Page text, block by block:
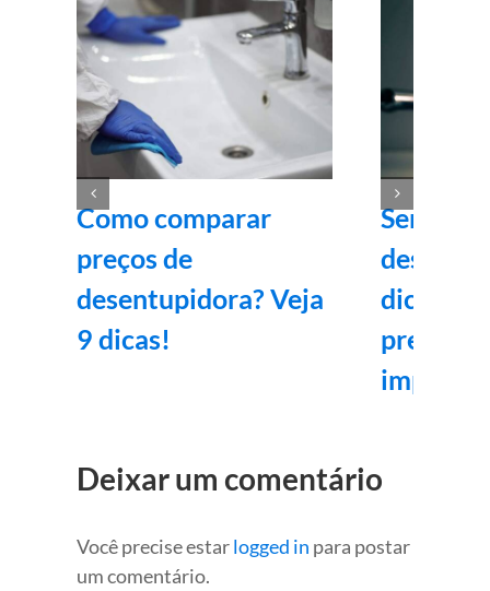
Como comparar
preços de
desentupidora? Veja
9 dicas!
Serviços
dicas
Deixar um comentário
Você precise estarlogged in para postar
um comentário.